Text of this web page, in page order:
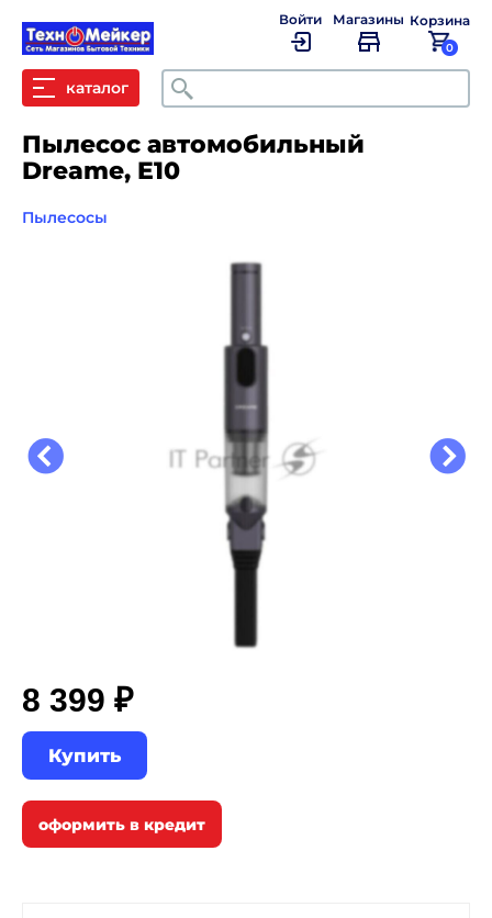
каталог Поиск
Войти Магазины Корзина
0
Пылесос автомобильный
Dreame, E10
Пылесосы
8 399 ₽
Купить